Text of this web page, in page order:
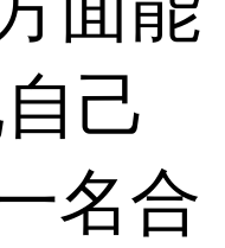
己
名合